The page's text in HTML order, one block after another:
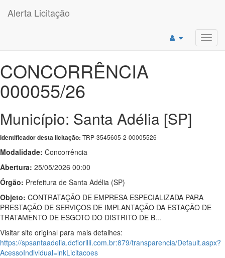
Alerta Licitação
CONCORRÊNCIA
000055/26
Município: Santa Adélia [SP]
Identificador desta licitação: TRP-3545605-2-00005526
Modalidade: Concorrência
Abertura: 25/05/2026 00:00
Órgão: Prefeitura de Santa Adélia (SP)
Objeto: CONTRATAÇÃO DE EMPRESA ESPECIALIZADA PARA
PRESTAÇÃO DE SERVIÇOS DE IMPLANTAÇÃO DA ESTAÇÃO DE
TRATAMENTO DE ESGOTO DO DISTRITO DE B...
Visitar site original para mais detalhes:
https://spsantaadelia.dcfiorilli.com.br:879/transparencia/Default.aspx?
AcessoIndividual=lnkLicitacoes